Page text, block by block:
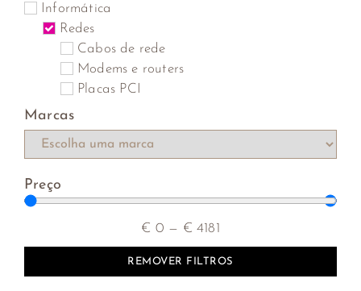
Informática
Redes
Cabos de rede
Modems e routers
Placas PCI
Marcas
Preço
€ 0 — € 4181
REMOVER FILTROS